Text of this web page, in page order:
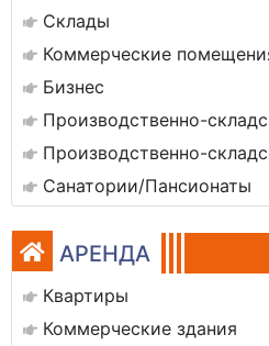
Склады
Коммерческие
Бизнес
Производственно-
Производственно-
Санатории/Пансионаты
АРЕНДА
Квартиры
Коммерческие здания